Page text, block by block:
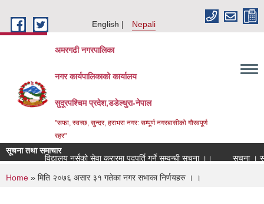
English
Nepali
अमरगढी नगरपालिका
नगर कार्यपालिकाको कार्यालय
सुदूरपश्चिम प्रदेश,डडेल्धुरा-नेपाल
"सफा, स्वच्छ, सुन्दर, हराभरा नगर: सम्पूर्ण नगरबासीको गौरवपूर्ण
रहर"
सूचना तथा समाचार
विद्यालय नर्सको सेवा करारमा पदपूर्ति गर्ने सम्वन्धी सूचना ।।
सूचना ।
You are here
Home » मिति २०७६ असार ३१ गतेका नगर सभाका निर्णयहरु । ।